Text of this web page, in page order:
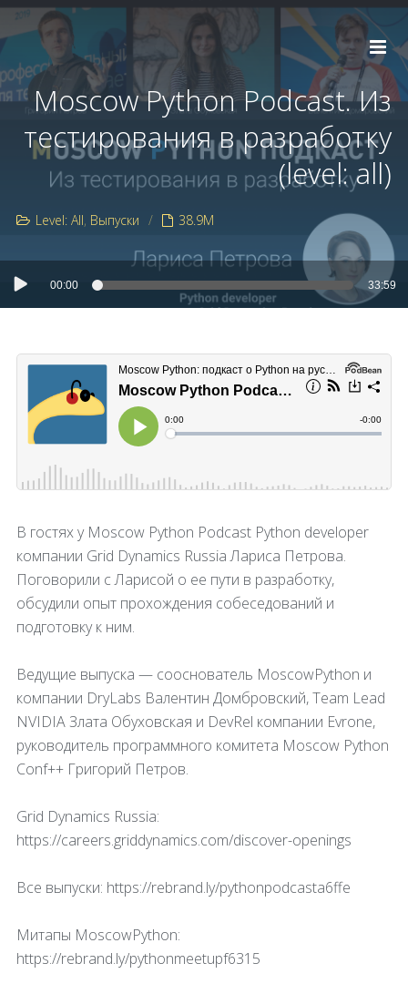
Moscow Python Podcast. Из
тестирования в разработку
(level: all)
Level: All Выпуски 38.9M
00:00 33:59
В гостях у Moscow Python Podcast Python developer
компании Grid Dynamics Russia Лариса Петрова.
Поговорили с Ларисой о ее пути в разработку,
обсудили опыт прохождения собеседований и
подготовку к ним.
Ведущие выпуска — сооснователь MoscowPython и
компании DryLabs Валентин Домбровский, Team Lead
NVIDIA Злата Обуховская и DevRel компании Evrone,
руководитель программного комитета Moscow Python
Conf++ Григорий Петров.
Grid Dynamics Russia:
https://careers.griddynamics.com/discover-openings
Все выпуски: https://rebrand.ly/pythonpodcasta6ffe
Митапы MoscowPython:
https://rebrand.ly/pythonmeetupf6315